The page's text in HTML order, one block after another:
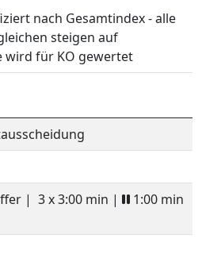
nach Gesamtindex - alle
steigen auf
wird für KO gewertet
| 3 x 3:00 min | 1:00 min